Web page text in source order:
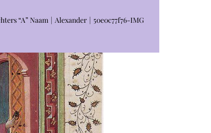
“A” Naam Alexander 50e0c77f76-IMG